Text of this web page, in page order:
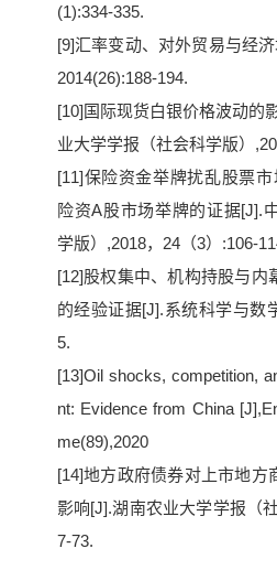
(1):334-335.
[9]汇率变动、对外贸易与经
2014(26):188-194.
[10]国际现货白银价格波动的
业大学学报（社会科学版）
[11]保险资金举牌扰乱股票
险资A股市场举牌的证据[J].
学版）,2018，24（3）:106-
[12]股权集中、机构持股与内
的经验证据[J].系统科学与数
5.
[13]Oil shocks, competition,
nt: Evidence from China
me(89),2020
[14]地方政府债券对上市地方
影响[J].湖南农业大学学报（
7-73.